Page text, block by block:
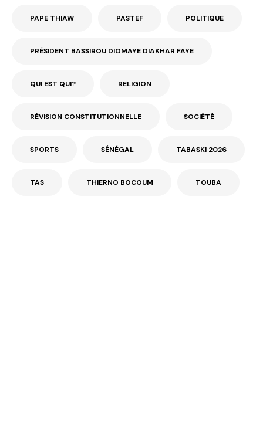
PAPE THIAW PASTEF POLITIQUE
PRÉSIDENT BASSIROU DIOMAYE DIAKHAR FAYE
QUI EST QUI? RELIGION
RÉVISION CONSTITUTIONNELLE SOCIÉTÉ
SPORTS SÉNÉGAL TABASKI 2026
TAS THIERNO BOCOUM TOUBA